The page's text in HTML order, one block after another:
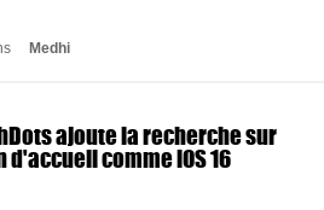
Medhi
ajoute la recherche sur
comme iOS 16